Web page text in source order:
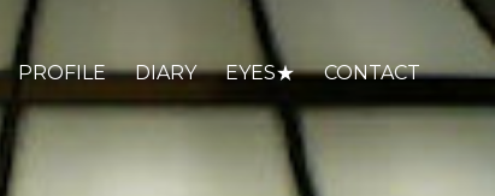
PROFILE DIARY EYES★ CONTACT